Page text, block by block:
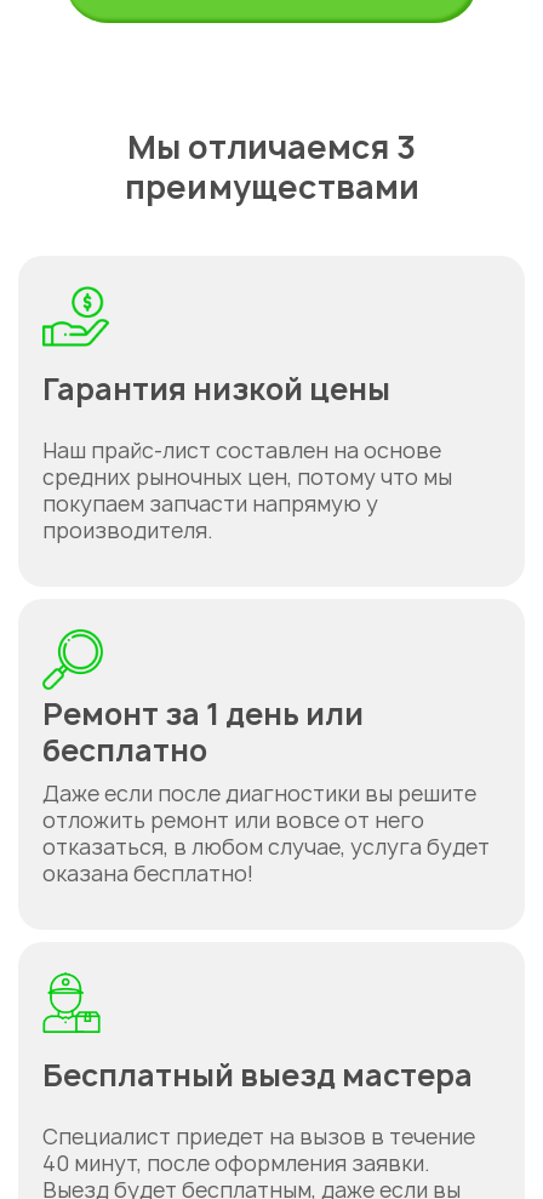
Мы отличаемся 3
преимуществами
Гарантия низкой цены
Наш прайс-лист составлен на основе
средних рыночных цен, потому что мы
покупаем запчасти напрямую у
производителя.
Ремонт за 1 день или
бесплатно
Даже если после диагностики вы решите
отложить ремонт или вовсе от него
отказаться, в любом случае, услуга будет
оказана бесплатно!
Бесплатный выезд мастера
Специалист приедет на вызов в течение
40 минут, после оформления заявки.
Выезд будет бесплатным, даже если вы